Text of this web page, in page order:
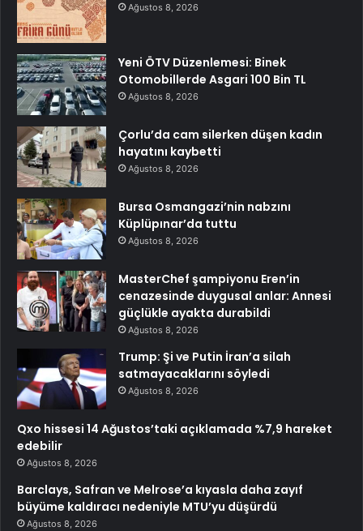
Ağustos 8, 2026
Yeni ÖTV Düzenlemesi: Binek
Otomobillerde Asgari 100 Bin TL
Ağustos 8, 2026
Çorlu’da cam silerken düşen kadın
hayatını kaybetti
Ağustos 8, 2026
Bursa Osmangazi’nin nabzını
Küplüpınar’da tuttu
Ağustos 8, 2026
MasterChef şampiyonu Eren’in
cenazesinde duygusal anlar: Annesi
güçlükle ayakta durabildi
Ağustos 8, 2026
Trump: Şi ve Putin İran’a silah
satmayacaklarını söyledi
Ağustos 8, 2026
Qxo hissesi 14 Ağustos’taki açıklamada %7,9 hareket
edebilir
Ağustos 8, 2026
Barclays, Safran ve Melrose’a kıyasla daha zayıf
büyüme kaldıracı nedeniyle MTU’yu düşürdü
Ağustos 8, 2026